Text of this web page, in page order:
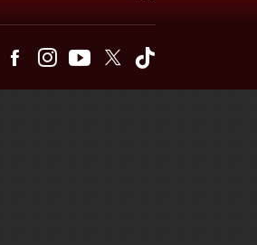
TelegramFacebookInstagramYoutubeTwitter